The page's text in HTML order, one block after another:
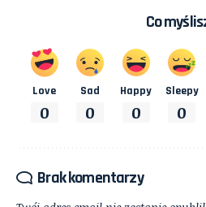
Co
Love
0
Sad
0
Happy
0
Sleepy
0
Brak komentarzy